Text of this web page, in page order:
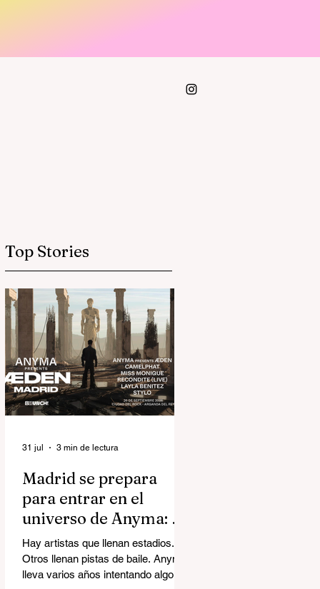
Top Stories
Madrid se prepara
para entrar en el
universo de Anyma: así
será ÆDEN, la
experiencia inmersiva
del año
Hay artistas que llenan estadios.
Otros llenan pistas de baile. Anyma
lleva varios años intentando algo
31 jul 3 min de lectura